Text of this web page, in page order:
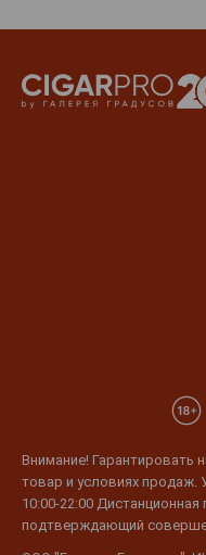
Внимание! Гарантировать
товар и условиях продаж.
10:00-22:00
подтверждающий